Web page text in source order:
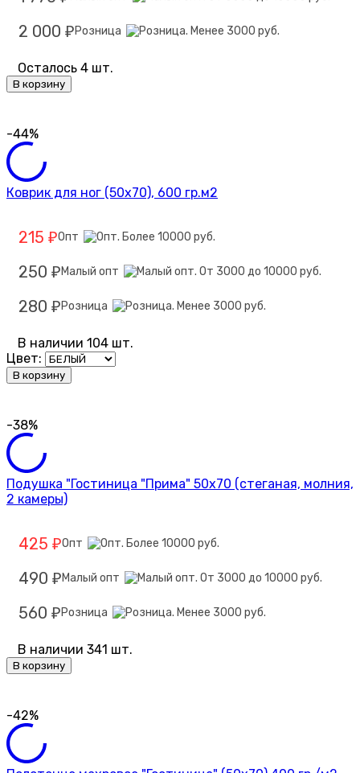
2 000 ₽ Розница
Осталось 4 шт.
В корзину
-44%
Коврик для ног (50х70), 600 гр.м2
215 ₽Опт
250 ₽ Малый опт
280 ₽ Розница
В наличии 104 шт.
Цвет:
В корзину
-38%
Подушка "Гостиница "Прима" 50х70 (стеганая, молния,
2 камеры)
425 ₽Опт
490 ₽ Малый опт
560 ₽ Розница
В наличии 341 шт.
В корзину
-42%